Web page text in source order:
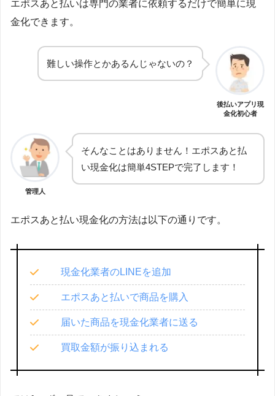
エポスあと払いは専門の業者に依頼するだけで簡単に現
金化できます。
難しい操作とかあるんじゃないの？
後払いアプリ現
金化初心者
管理人
そんなことはありません！エポスあと払
い現金化は簡単4STEPで完了します！
エポスあと払い現金化の方法は以下の通りです。
現金化業者のLINEを追加
エポスあと払いで商品を購入
届いた商品を現金化業者に送る
買取金額が振り込まれる